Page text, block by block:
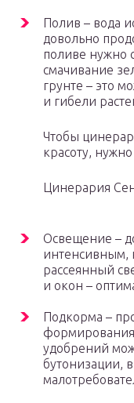
Полив – вода
довольно
поливе нужно
смачивание
грунте – это
и гибели
Чтобы
красоту,
Цинерария
Освещение –
интенсивным,
рассеянный
и окон –
Подкорма –
формирования
удобрений
бутонизации,